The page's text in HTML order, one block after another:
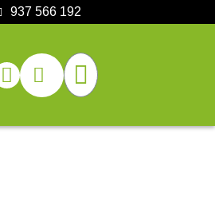
937 566 192